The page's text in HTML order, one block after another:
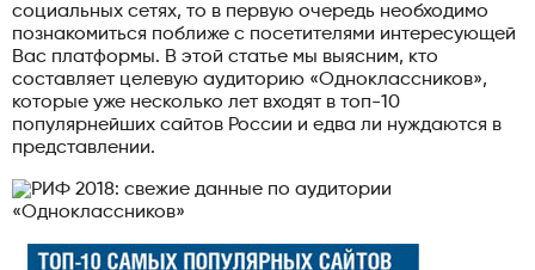
социальных сетях, то в первую очередь необходимо
познакомиться поближе с посетителями интересующей
Вас платформы. В этой статье мы выясним, кто
составляет целевую аудиторию «Одноклассников»,
которые уже несколько лет входят в топ-10
популярнейших сайтов России и едва ли нуждаются в
представлении.